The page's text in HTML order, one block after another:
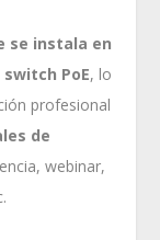
se instala en
PoE, lo
profesional
de
webinar,